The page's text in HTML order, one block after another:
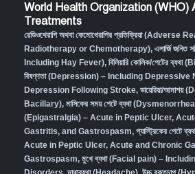
World Health Organization (WHO)
Treatments
রেডিওথেরাপি অথবা কেমোথেরাপির প্রতিক্রিয়া (Adverse
Radiotherapy or Chemotherapy), এলার্জি
Including Hay Fever), বিলিয়ারি কোলিক/পেটের
বিষণ্ণতা (Depression) – Including Depressive
Depression Following Stroke, ডায়েরিয়া/
Bacillary), মাসিকের সময় পেটে ব্যথা
(Epigastralgia) – Acute in Peptic Ulcer,
Gastritis, and Gastrospasm, গ্যাস্ট্রিকের পেটে
Acute in Peptic Ulcer, Acute and Chronic
Gastrospasm, মুখে ব্যথা (Facial pain) –